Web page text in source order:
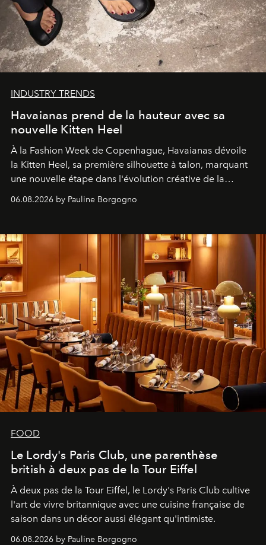
INDUSTRY TRENDS
Havaianas prend de la hauteur avec sa
nouvelle Kitten Heel
À la Fashion Week de Copenhague, Havaianas dévoile
la Kitten Heel, sa première silhouette à talon, marquant
une nouvelle étape dans l'évolution créative de la
06.08.2026 by Pauline Borgogno
FOOD
Le Lordy's Paris Club, une parenthèse
british à deux pas de la Tour Eiffel
À deux pas de la Tour Eiffel, le Lordy's Paris Club cultive
l'art de vivre britannique avec une cuisine française de
saison dans un décor aussi élégant qu'intimiste.
06.08.2026 by Pauline Borgogno